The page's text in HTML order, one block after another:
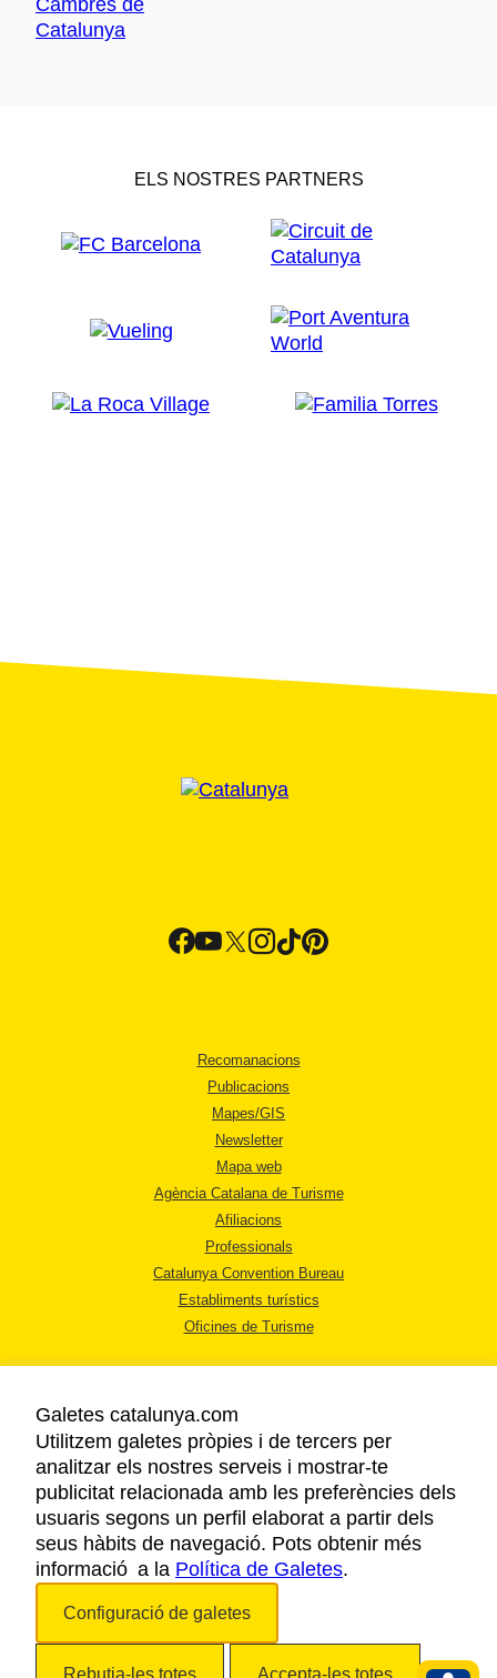
ELS NOSTRES PARTNERS
Recomanacions
Publicacions
Mapes/GIS
Newsletter
Mapa web
Agència Catalana de Turisme
Afiliacions
Professionals
Catalunya Convention Bureau
Establiments turístics
Oficines de Turisme
AVÍS LEGAL
POLÍTICA DE PRIVACITAT
COOKIES
ACCESSIBILITAT
Galetes catalunya.com
Utilitzem galetes pròpies i de tercers per
analitzar els nostres serveis i mostrar-te
publicitat relacionada amb les preferències dels
usuaris segons un perfil elaborat a partir dels
seus hàbits de navegació. Pots obtenir més
informació a la Política de Galetes.
Configuració de galetes
Rebutja-les totes Accepta-les totes